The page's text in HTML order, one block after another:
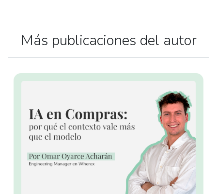
Más publicaciones del autor